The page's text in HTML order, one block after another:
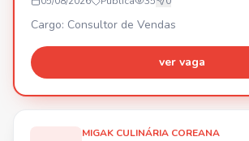
Cargo: Consultor de Vendas
ver vaga
MIGAK CULINÁRIA COREANA